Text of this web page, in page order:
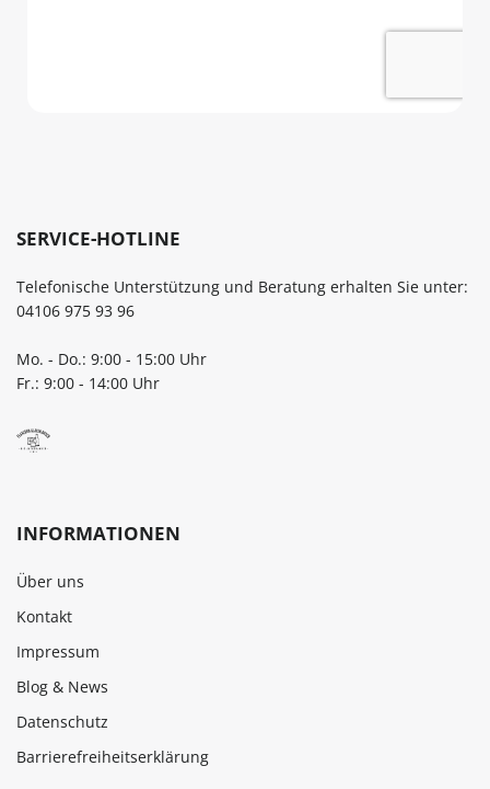
SERVICE-HOTLINE
Telefonische Unterstützung und Beratung erhalten Sie unter:
04106 975 93 96
Mo. - Do.: 9:00 - 15:00 Uhr
Fr.: 9:00 - 14:00 Uhr
INFORMATIONEN
Über uns
Kontakt
Impressum
Blog & News
Datenschutz
Barrierefreiheitserklärung